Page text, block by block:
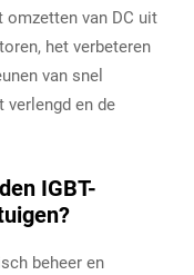
omzetten van DC uit
het verbeteren
van snel
verlengd en de
IGBT-
beheer en